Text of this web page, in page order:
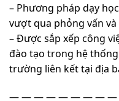
– Phương pháp dạy
vượt qua phỏng vấn và
– Được sắp xếp công
đào tạo trong hệ
trường liên kết tại địa
— — — — — — — —